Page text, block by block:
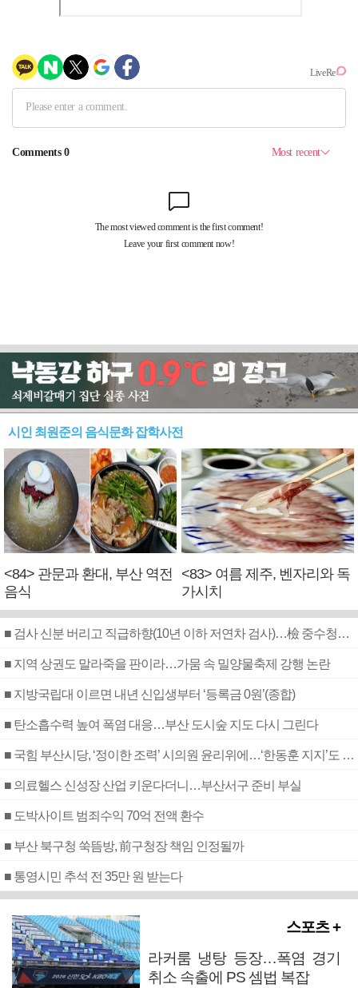
시인 최원준의 음식문화 잡학사전
<84> 관문과 환대, 부산 역전
음식
<83> 여름 제주, 벤자리와 독
가시치
■ 검사 신분 버리고 직급하향(10년 이하 저연차 검사)…檢 중수청행 기피
■ 지역 상권도 말라죽을 판이라…가뭄 속 밀양물축제 강행 논란
■ 지방국립대 이르면 내년 신입생부터 ‘등록금 0원’(종합)
■ 탄소흡수력 높여 폭염 대응…부산 도시숲 지도 다시 그린다
■ 국힘 부산시당, ‘정이한 조력’ 시의원 윤리위에…‘한동훈 지지’도 신고접수
■ 의료헬스 신성장 산업 키운다더니…부산서구 준비 부실
■ 도박사이트 범죄수익 70억 전액 환수
■ 부산 북구청 쑥뜸방, 前구청장 책임 인정될까
■ 통영시민 추석 전 35만 원 받는다
스포츠 +
라커룸 냉탕 등장…폭염 경기
취소 속출에 PS 셈법 복잡